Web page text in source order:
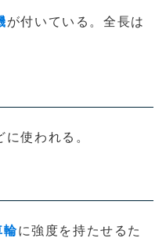
が付いている。全長は
使われる。
輪に強度を持たせるた